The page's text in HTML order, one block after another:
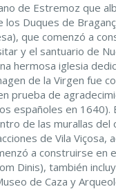
de Estremoz que
los Duques de
que comenzó a
y el santuario de
hermosa iglesia
de la Virgen fue
prueba de
españoles en 1640).
de las murallas del
de Vila Viçosa,
a construirse en
Dinis), también
de Caza y